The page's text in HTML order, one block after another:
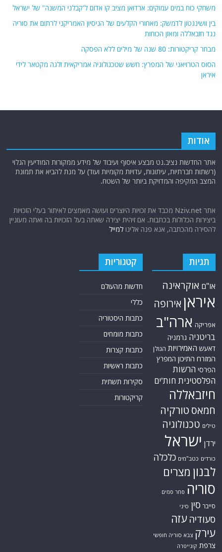
משחקי כוח במים עמוקים: ארדואן מציב קו אדום ל'קבלני המשנה" של ישראל
בין וושינגטון לדמשק: מאחורי הקלעים של הניסיון האמריקני לרתום את סוריה
נגד חזבאללה ומאזן הכוחות
מבחר קריקטורות: 80 שנה של מילים ללא הפסקה
הסוס הטרויאני של המפרץ: חשש שטכנולוגיה אמריקאית זלגה מקטאר לידי
איראן
אודות
אתר החדשות נציב.נט מבצע איסוף ועיבוד של מידע ממקורות המודיעין הגלוי
(רשתות חברתיות, עיתונות, עדויות מקומיות ועוד) על מנת להביא את תמונת
המצב המקיפה והמדויקת ביותר של השטח.
אתר Nziv.net מכבד את זכויות היוצרים ועושה מאמצים לאיתור בעלי הזכויות
ביצירות הכלולות בכתבות. אם זיהית יצירה שאתה בעל הזכויות בה ואתה מעוניין
להסירה מהכתבה, אנא פנה אלינולמייל
תגיות
או"ם אוקראינה
איראן אירופה
אפריקה ארה"ב
בריטניה גרמניה
דאעש האמירויות הגולן
המזרח התיכון המפרץ
הפרסי הרשות
הפלסטינית חות'ים
חיזבאללה
חמאס טורקיה
טילים טכנולוגיה
ירדן ישראל
כורדים כטב"מים כלכלה
לבנון מצרים
סוריה סחר סמים
סייבר סין סיני
סעודיה עזה
עירק צבא סוריה חופשי
צרפת קונייטרה
קטגוריות
חדשות מהעולם
כללי
כתבות היסטוריה
כתבות מומחים
כתבות קצרות
כתבות ראשיות
סקירות תשתית
קריקטורות